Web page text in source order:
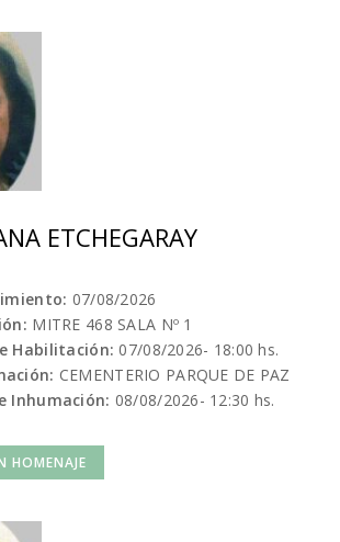
ETCHEGARAY
07/08/2026
MITRE 468 SALA Nº 1
Habilitación: 07/08/2026- 18:00 hs.
CEMENTERIO PARQUE DE PAZ
Inhumación: 08/08/2026- 12:30 hs.
HOMENAJE